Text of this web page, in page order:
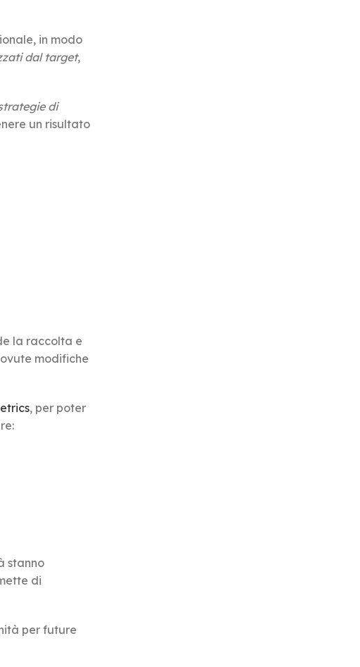
in modo
dal target,
di
un risultato
la raccolta e
modifiche
, per poter
stanno
di
per future